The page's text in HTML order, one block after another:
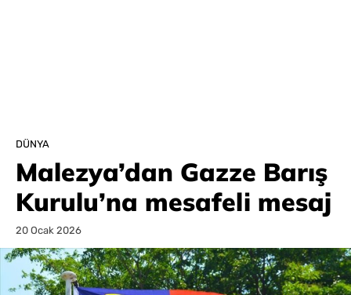
DÜNYA
Malezya’dan Gazze Barış
Kurulu’na mesafeli mesaj
20 Ocak 2026